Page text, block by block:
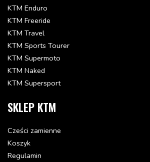
KTM Enduro
KTM Freeride
KTM Travel
KTM Sports Tourer
KTM Supermoto
KTM Naked
KTM Supersport
SKLEP KTM
Cześci zamienne
Koszyk
Regulamin